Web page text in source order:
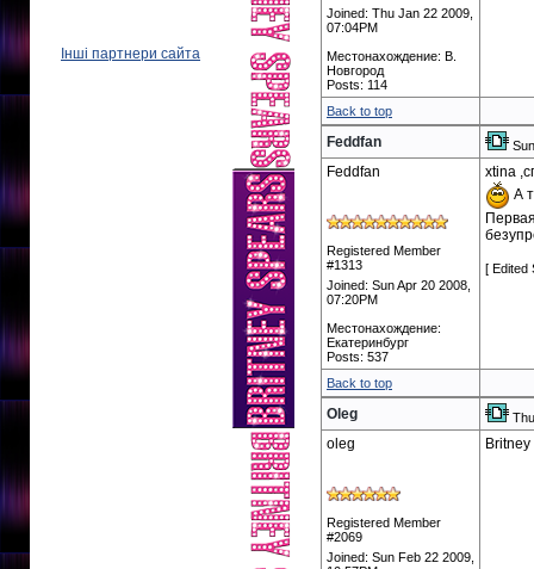
Інші партнери сайта
Joined: Thu Jan 22 2009,
07:04PM
Местонахождение: В.
Новгород
Posts: 114
Back to top
Feddfan
Feddfan
Registered Member
#1313
Joined: Sun Apr 20 2008,
07:20PM
Местонахождение:
Екатеринбург
Posts: 537
xtina
А
[ Edited
Back to top
Oleg
oleg
Registered Member
#2069
Joined: Sun Feb 22 2009,
Britney